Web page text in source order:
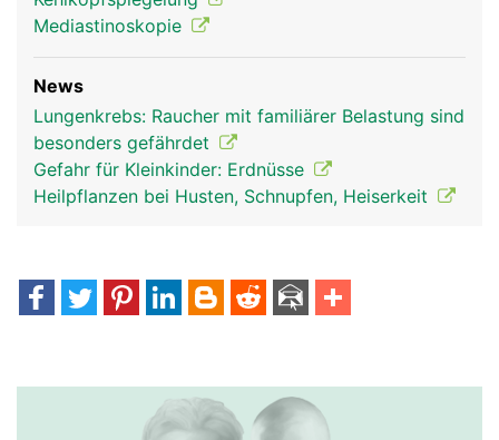
Luftröhre
Mediastinoskopie
News
Lungenkrebs: Raucher mit familiärer Belastung sind
besonders gefährdet
Gefahr für Kleinkinder: Erdnüsse
Heilpflanzen bei Husten, Schnupfen, Heiserkeit